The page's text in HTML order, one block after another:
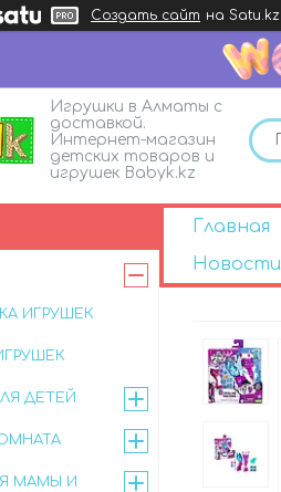
Создать сайт на Satu.kz
Игрушки в Алматы с
доставкой.
Интернет-магазин
детских товаров и
игрушек Babyk.kz
Главная
Новости
ИГРУШЕК
ДЕТЕЙ
МАМЫ И